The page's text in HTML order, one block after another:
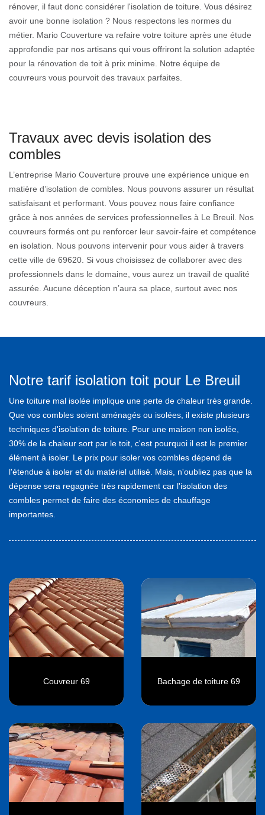
rénover, il faut donc considérer l'isolation de toiture. Vous désirez
avoir une bonne isolation ? Nous respectons les normes du
métier. Mario Couverture va refaire votre toiture après une étude
approfondie par nos artisans qui vous offriront la solution adaptée
pour la rénovation de toit à prix minime. Notre équipe de
couvreurs vous pourvoit des travaux parfaites.
Travaux avec devis isolation des
combles
L’entreprise Mario Couverture prouve une expérience unique en
matière d’isolation de combles. Nous pouvons assurer un résultat
satisfaisant et performant. Vous pouvez nous faire confiance
grâce à nos années de services professionnelles à Le Breuil. Nos
couvreurs formés ont pu renforcer leur savoir-faire et compétence
en isolation. Nous pouvons intervenir pour vous aider à travers
cette ville de 69620. Si vous choisissez de collaborer avec des
professionnels dans le domaine, vous aurez un travail de qualité
assurée. Aucune déception n’aura sa place, surtout avec nos
couvreurs.
Notre tarif isolation toit pour Le Breuil
Une toiture mal isolée implique une perte de chaleur très grande.
Que vos combles soient aménagés ou isolées, il existe plusieurs
techniques d'isolation de toiture. Pour une maison non isolée,
30% de la chaleur sort par le toit, c'est pourquoi il est le premier
élément à isoler. Le prix pour isoler vos combles dépend de
l'étendue à isoler et du matériel utilisé. Mais, n'oubliez pas que la
dépense sera regagnée très rapidement car l'isolation des
combles permet de faire des économies de chauffage
importantes.
Couvreur 69 Bachage de toiture 69